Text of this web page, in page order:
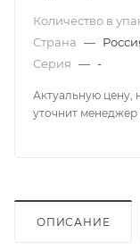
Количество в
Страна —
Серия — -
Актуальную цену,
уточнит менеджер
ОПИСАНИЕ